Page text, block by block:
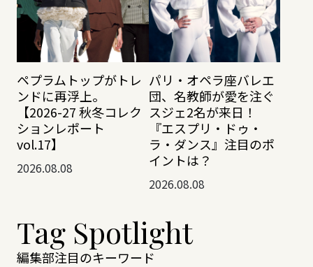
ペプラムトップがトレ
ンドに再浮上。
【2026-27 秋冬コレク
ションレポート
vol.17】
2026.08.08
パリ・オペラ座バレエ
団、名教師が愛を注ぐ
スジェ2名が来日！
『エスプリ・ドゥ・
ラ・ダンス』注目のポ
イントは？
2026.08.08
Tag Spotlight
編集部注目のキーワード